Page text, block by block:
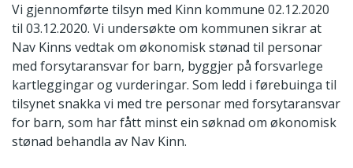
Vi gjennomførte tilsyn med Kinn kommune 02.12.2020
til 03.12.2020. Vi undersøkte om kommunen sikrar at
Nav Kinns vedtak om økonomisk stønad til personar
med forsytaransvar for barn, byggjer på forsvarlege
kartleggingar og vurderingar. Som ledd i førebuinga til
tilsynet snakka vi med tre personar med forsytaransvar
for barn, som har fått minst ein søknad om økonomisk
stønad behandla av Nav Kinn.